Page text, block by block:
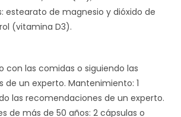
estearato de magnesio y dióxido de
(vitamina D3).
con las comidas o siguiendo las
un experto. Mantenimiento: 1
las recomendaciones de un experto.
de más de 50 años: 2 cápsulas o